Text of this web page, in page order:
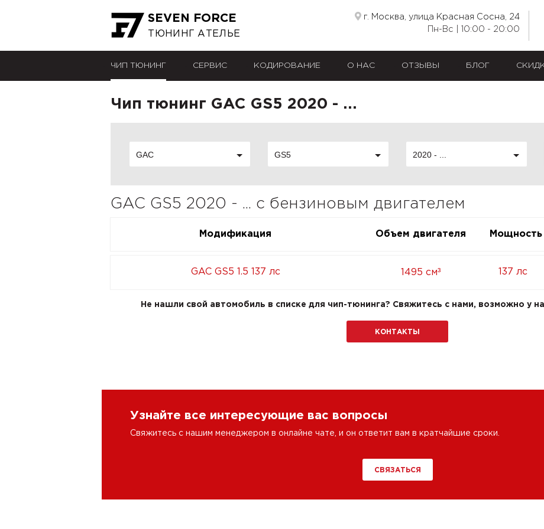
SEVEN FORCE
ТЮНИНГ АТЕЛЬЕ
г. Москва, улица Красная Сосна, 24
Пн-Вс | 10:00 - 20:00
ЧИП ТЮНИНГ СЕРВИС КОДИРОВАНИЕ О НАС ОТЗЫВЫ БЛОГ
Чип тюнинг GAC GS5 2020 - ...
GAC GS5 2020 - ...
GAC GS5 2020 - ... с бензиновым двигателем
Модификация Объем двигателя Мощность
GAC GS5 1.5 137 лс 1495 см³ 137 лс
Не нашли свой автомобиль в списке для чип-тюнинга? Свяжитесь с нами, возможно у
КОНТАКТЫ
Узнайте все интересующие вас вопросы
Свяжитесь с нашим менеджером в онлайне чате, и он ответит вам в кратчайшие сроки.
СВЯЗАТЬСЯ